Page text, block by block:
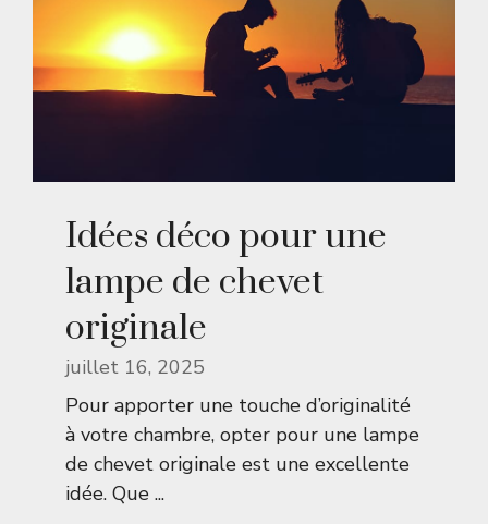
Idées déco pour une
lampe de chevet
originale
juillet 16, 2025
Pour apporter une touche d’originalité
à votre chambre, opter pour une lampe
de chevet originale est une excellente
idée. Que ...